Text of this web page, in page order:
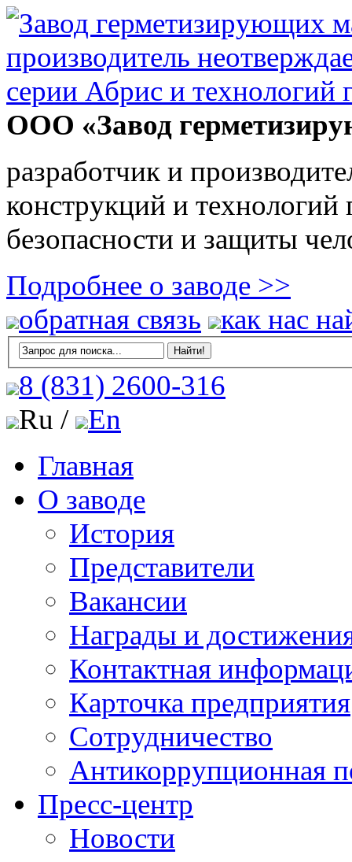
ООО «Завод
разработчик и
конструкций и
безопасности и защиты
Подробнее о заводе >>
обратная связь
как нас
8 (831) 2600-316
Ru /
En
Главная
О заводе
История
Представители
Вакансии
Награды и
Контактная
Карточка предприятия
Сотрудничество
Антикоррупционная
Пресс-центр
Новости